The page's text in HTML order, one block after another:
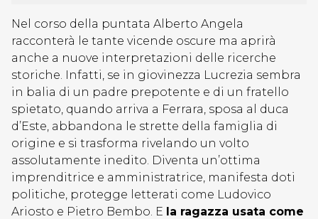
Nel corso della puntata Alberto Angela
racconterà le tante vicende oscure ma aprirà
anche a nuove interpretazioni delle ricerche
storiche. Infatti, se in giovinezza Lucrezia sembra
in balia di un padre prepotente e di un fratello
spietato, quando arriva a Ferrara, sposa al duca
d’Este, abbandona le strette della famiglia di
origine e si trasforma rivelando un volto
assolutamente inedito. Diventa un’ottima
imprenditrice e amministratrice, manifesta doti
politiche, protegge letterati come Ludovico
Ariosto e Pietro Bembo. E la ragazza usata come